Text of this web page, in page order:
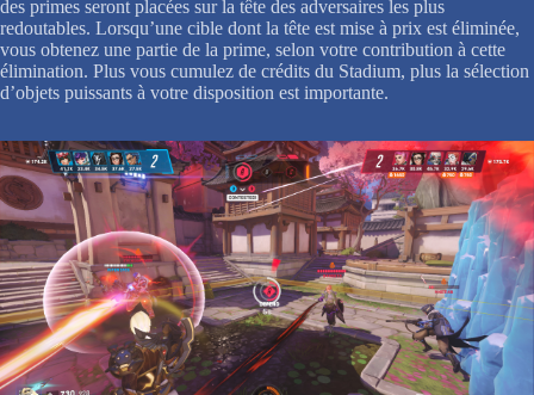
des primes seront placées sur la tête des adversaires les plus
redoutables. Lorsqu’une cible dont la tête est mise à prix est éliminée,
vous obtenez une partie de la prime, selon votre contribution à cette
élimination. Plus vous cumulez de crédits du Stadium, plus la sélection
d’objets puissants à votre disposition est importante.